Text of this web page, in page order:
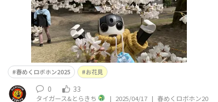
春めくロボホン2025 お花見
0 33
タイガース&とらきち | 2025/04/17 | 春めくロボホン20